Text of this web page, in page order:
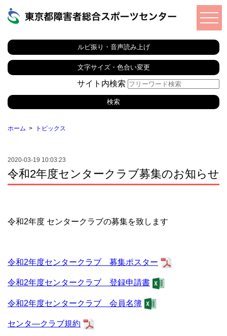
ルビ振り・音声読み上げ
文字サイズ・色合い変更
サイト内検索
ホーム トピックス
2020-03-19 10:03:23
令和2年度センタークラブ募集のお知らせ
令和2年度 センタークラブの募集を致します
令和2年度センタークラブ 募集ポスター
令和2年度センタークラブ 登録申請書
令和2年度センタークラブ 会員名簿
センタ―クラブ規約